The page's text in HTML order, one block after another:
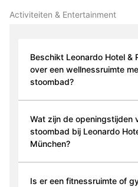
Activiteiten & Entertainment
Beschikt Leonardo Hotel &
over een wellnessruimte
stoombad?
Wat zijn de openingstijden
stoombad bij Leonardo
München?
Is er een fitnessruimte of